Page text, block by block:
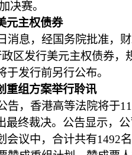
决赛。
元主权债券
息，经国务院批准，
区发行美元主权债券，
发行前另行公布。
重组方案举行聆讯
，香港高等法院将于
最终裁决。公告显示，
会议中，合计共有1492